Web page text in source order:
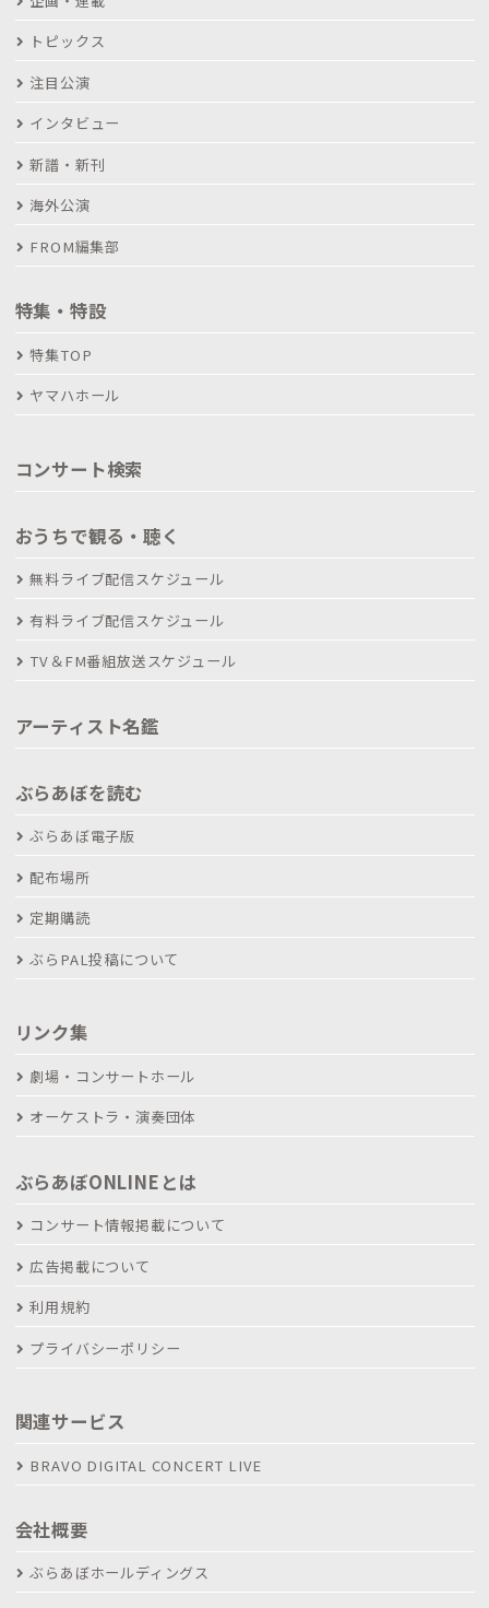
トピックス
注目公演
インタビュー
新譜・新刊
海外公演
FROM編集部
特集・特設
特集TOP
ヤマハホール
コンサート検索
おうちで観る・聴く
無料ライブ配信スケジュール
有料ライブ配信スケジュール
TV＆FM番組放送スケジュール
アーティスト名鑑
ぶらあぼを読む
ぶらあぼ電子版
配布場所
定期購読
ぶらPAL投稿について
リンク集
劇場・コンサートホール
オーケストラ・演奏団体
ぶらあぼONLINEとは
コンサート情報掲載について
広告掲載について
利用規約
プライバシーポリシー
関連サービス
BRAVO DIGITAL CONCERT LIVE
会社概要
ぶらあぼホールディングス